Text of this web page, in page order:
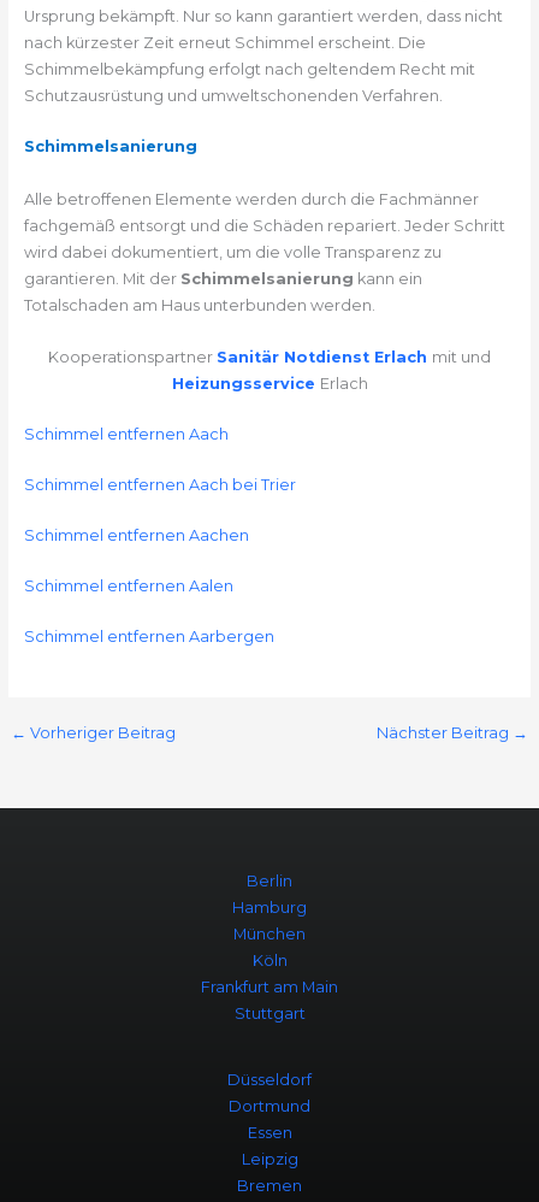
Ursprung bekämpft. Nur so kann garantiert werden, dass nicht
nach kürzester Zeit erneut Schimmel erscheint. Die
Schimmelbekämpfung erfolgt nach geltendem Recht mit
Schutzausrüstung und umweltschonenden Verfahren.
Schimmelsanierung
Alle betroffenen Elemente werden durch die Fachmänner
fachgemäß entsorgt und die Schäden repariert. Jeder Schritt
wird dabei dokumentiert, um die volle Transparenz zu
garantieren. Mit der Schimmelsanierung kann ein
Totalschaden am Haus unterbunden werden.
Kooperationspartner Sanitär Notdienst Erlach mit und
Heizungsservice Erlach
Schimmel entfernen Aach
Schimmel entfernen Aach bei Trier
Schimmel entfernen Aachen
Schimmel entfernen Aalen
Schimmel entfernen Aarbergen
← Vorheriger Beitrag Nächster Beitrag →
Berlin
Hamburg
München
Köln
Frankfurt am Main
Stuttgart
Düsseldorf
Dortmund
Essen
Leipzig
Bremen